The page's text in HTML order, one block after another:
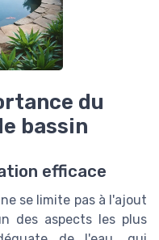
du
bassin
efficace
se limite pas à l'ajout
des aspects les plus